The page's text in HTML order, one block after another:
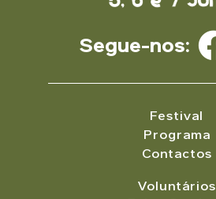
Segue-nos:
Festival
Programa
Contactos
Voluntários